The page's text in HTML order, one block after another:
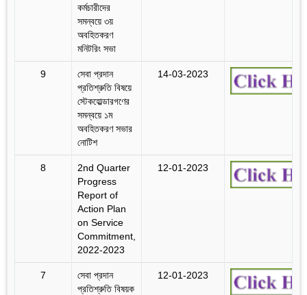
কর্মচারীদের
সমন্বয়ে ৩য়
অবহিতকরণ
মনিটরিং সভা
9
সেবা প্রদান
প্রতিশ্রুতি বিষয়ে
স্টেকহোল্ডারগণের
সমন্বয়ে ১ম
অবহিতকরণ সভার
নোটিশ
14-03-2023
8
2nd Quarter
Progress
Report of
Action Plan
on Service
Commitment,
2022-2023
12-01-2023
7
সেবা প্রদান
প্রতিশ্রুতি বিষয়ক
12-01-2023